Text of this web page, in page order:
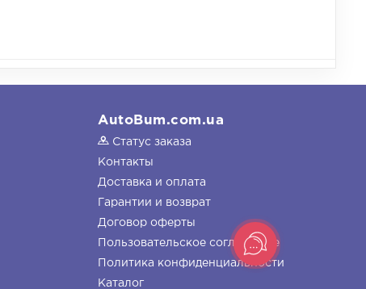
AutoBum.com.ua
Статус заказа
Контакты
Доставка и оплата
Гарантии и возврат
Договор оферты
Пользовательское соглашение
Политика конфиденциальности
Каталог